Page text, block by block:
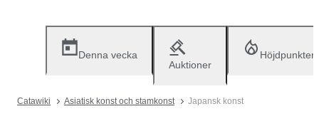
Denna vecka
Auktioner
Höjdpunkter
Catawiki Asiatisk konst och stamkonst Japansk konst